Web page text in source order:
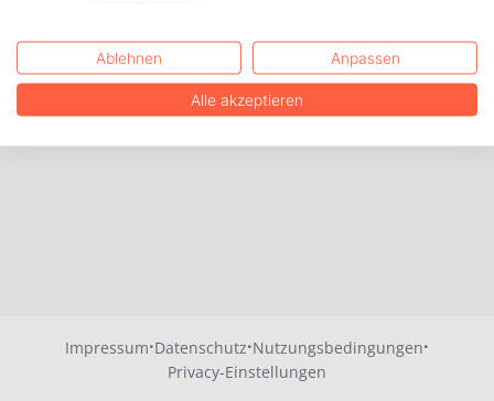
Impressum·Datenschutz·Nutzungsbedingungen·
Privacy-Einstellungen
Ablehnen Anpassen
Alle akzeptieren